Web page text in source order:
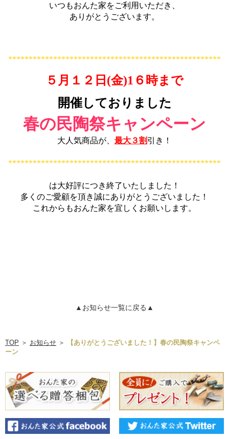
いつもおんた家をご利用いただき、
ありがとうございます。
****************************************************
５月１２日(金)1６時まで
開催しておりました
春の民陶祭キャンペーン
大人気商品が、 最大３割引き！
****************************************************
は大好評につき終了いたしました！
多くのご愛顧を頂き誠にありがとうございました！
これからもおんた家を宜しくお願いします。
▲お知らせ一覧に戻る▲
TOP ＞ お知らせ ＞
【ありがとうございました！】春の民陶祭キャンペ
ーン